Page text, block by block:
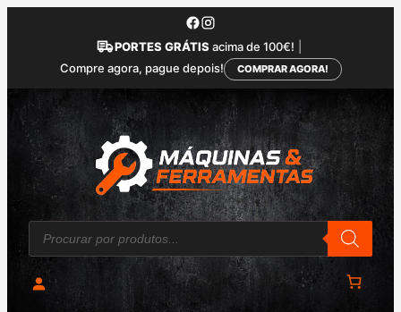
conteúdo
PORTES GRÁTIS acima de 100€!
Compre agora, pague depois!
COMPRAR AGORA!
P
o
u